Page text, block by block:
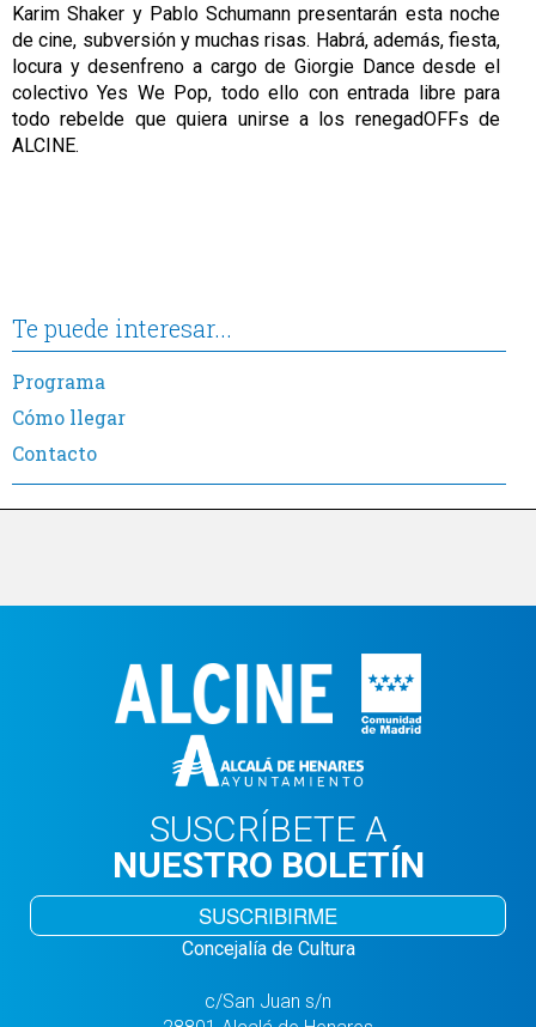
Karim Shaker y Pablo Schumann presentarán esta noche
de cine, subversión y muchas risas. Habrá, además, fiesta,
locura y desenfreno a cargo de Giorgie Dance desde el
colectivo Yes We Pop, todo ello con entrada libre para
todo rebelde que quiera unirse a los renegadOFFs de
ALCINE.
Te puede interesar...
Programa
Cómo llegar
Contacto
SUSCRÍBETE A
NUESTRO BOLETÍN
SUSCRIBIRME
Concejalía de Cultura
c/San Juan s/n